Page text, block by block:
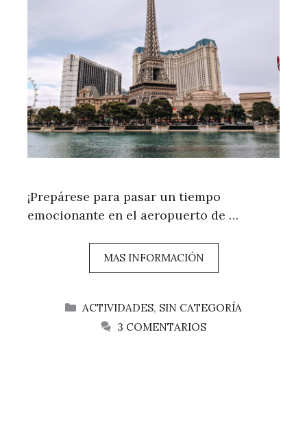
¡Prepárese para pasar un tiempo
emocionante en el aeropuerto de …
MAS INFORMACIÓN
CATEGORÍAS
ACTIVIDADES, SIN CATEGORÍA
3 COMENTARIOS